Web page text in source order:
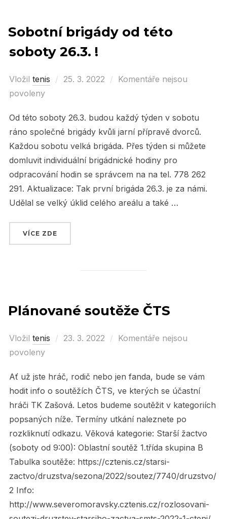
Sobotní brigády od této
soboty 26.3. !
Vložil tenis
Posted
25. 3. 2022
Komentáře nejsou
povoleny
Od této soboty 26.3. budou každý týden v sobotu
ráno společné brigády kvůli jarní přípravě dvorců.
Každou sobotu velká brigáda. Přes týden si můžete
domluvit individuální brigádnické hodiny pro
odpracování hodin se správcem na na tel. 778 262
291. Aktualizace: Tak první brigáda 26.3. je za námi.
Udělal se velký úklid celého areálu a také …
VÍCE ZDE
Plánované soutěže ČTS
Vložil tenis
Posted
23. 3. 2022
Komentáře nejsou
povoleny
Ať už jste hráč, rodič nebo jen fanda, bude se vám
hodit info o soutěžích ČTS, ve kterých se účastní
hráči TK Zašová. Letos budeme soutěžit v kategoriích
popsaných níže. Termíny utkání naleznete po
rozkliknutí odkazu. Věková kategorie: Starší žactvo
(soboty od 9:00): Oblastní soutěž 1.třída skupina B
Tabulka soutěže: https://cztenis.cz/starsi-
zactvo/druzstva/sezona/2022/soutez/7740/druzstvo/
2 Info:
http://www.severomoravsky.cztenis.cz/rozlosovani-